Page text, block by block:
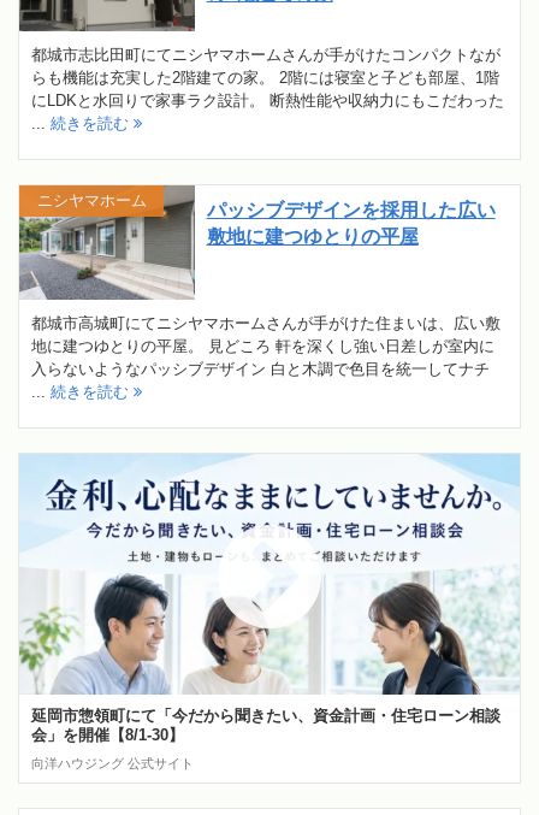
都城市志比田町にてニシヤマホームさんが手がけたコンパクトなが
らも機能は充実した2階建ての家。 2階には寝室と子ども部屋、1階
にLDKと水回りで家事ラク設計。 断熱性能や収納力にもこだわった
続きを読む
パッシブデザインを採用した広い
敷地に建つゆとりの平屋
都城市高城町にてニシヤマホームさんが手がけた住まいは、広い敷
地に建つゆとりの平屋。 見どころ 軒を深くし強い日差しが室内に
入らないようなパッシブデザイン 白と木調で色目を統一してナチ
... 続きを読む
ニシヤマホーム
延岡市惣領町にて「今だから聞きたい、資金計画・住宅ローン相談
会」を開催【8/1-30】
向洋ハウジング 公式サイト